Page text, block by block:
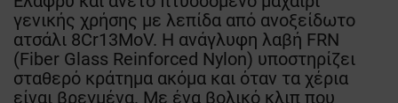
γενικής χρήσης με λεπίδα από ανοξείδωτο
ατσάλι 8Cr13MoV. Η ανάγλυφη λαβή FRN
(Fiber Glass Reinforced Nylon) υποστηρίζει
σταθερό κράτημα ακόμα και όταν τα χέρια
είναι βρεγμένα. Με ένα βολικό κλιπ που